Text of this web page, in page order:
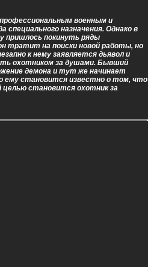
военным и
специального назначения. Однако в
пришлось покинуть ряды
тратит на поиски новой работы, но
к нему заявляется дьявол и
охотником за душами. Бывший
демона и тут же начинает
ему становится известно о том, что
целью становится охотник за